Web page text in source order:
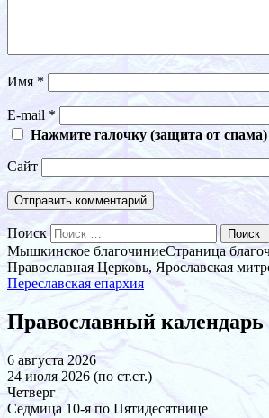
Имя *
E-mail *
Нажмите галочку (защита от спама)
Сайт
Поиск
Мышкинское благочиниеСтраница
Православная Церковь, Ярославская
Переславская епархия
Православный календарь
6 августа 2026
24 июля 2026 (по ст.ст.)
Четверг
Седмица 10-я по Пятидесятнице